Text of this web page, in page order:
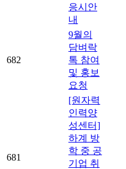
응시안
내
682
9월의
담벼락
톡 참여
및 홍보
요청
681
[원자력
인력양
성센터]
하계 방
학 중 공
기업 취